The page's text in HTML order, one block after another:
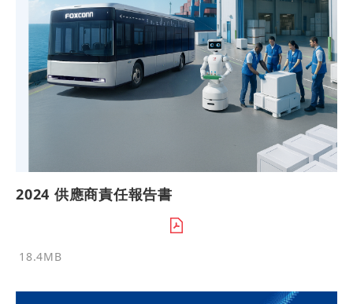
2024 供應商責任報告書
18.4MB